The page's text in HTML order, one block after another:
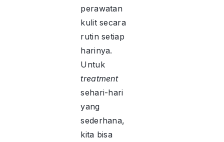
perawatan
kulit secara
rutin setiap
harinya.
Untuk
treatment
sehari-hari
yang
sederhana,
kita bisa